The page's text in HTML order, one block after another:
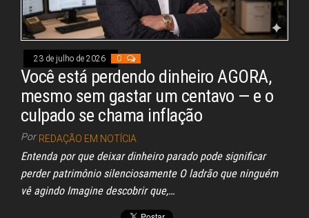
Congresso, Câmara
dos Deputados,
Assembleia
Legislativa,
Brasília, Nordeste,
Norte, Centro-
Oeste, Sul, Sudeste,
Gastronomia,
Vinhos, Bebidas,
Receitas, Chef, RH,
Emprego,
Empreendedorismo,
23 de julho de 2026 0
Você está perdendo dinheiro AGORA,
mesmo sem gastar um centavo — e o
culpado se chama inflação
Por REDAÇÃO EM NOTÍCIA
Entenda por que deixar dinheiro parado pode significar
perder patrimônio silenciosamente O ladrão que ninguém
vê agindo Imagine descobrir que,…